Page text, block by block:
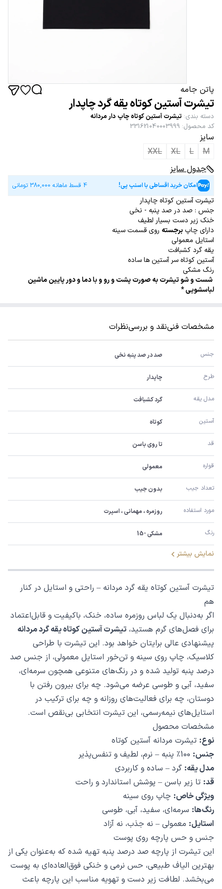
پاتن جامه
تیشرت آستین کوتاه یقه گرد چاپدار
دسته بندی: تیشرت آستین کوتاه چاپ دار مردانه
کد محصول:
331621040003999
سایز
M
L
XL
XXL
جدول سایز
امکان خرید اقساطی با اسنپ پی! 4 قسط ماهانه 380,000 تومانی
تیشرت آستین کوتاه چاپدار
جنس : صد در صد پنبه - نخی
خنک زیر دست بسیار لطیف
دارای چاپ برجسته روی قسمت سینه
استایل معمولی
یقه گرد کشبافت
آستین کوتاه سر آستین ها ساده
رنگ مشکی
شست و شو تیشرت به صورت پشت و رو و با دما و دور پایین ماشین
لباسشویی *
مشخصات فنینقد و بررسینظرات
جنس صد در صد پنبه نخی
طرح چاپدار
مدل یقه گرد کشبافت
آستین کوتاه
قد تا روی باسن
قواره معمولی
تعداد جیب بدون جیب
مورد استفاده روزمره ، مهمانی ، اسپرت
رنگ مشکی -15
نمایش بیشتر
تیشرت آستین کوتاه یقه گرد مردانه – راحتی و استایل در کنار
هم
اگر به‌دنبال یک لباس روزمره ساده، خنک، باکیفیت و قابل‌اعتماد
برای فصل‌های گرم هستید، تیشرت آستین کوتاه یقه گرد مردانه
پیشنهادی عالی برایتان خواهد بود. این تیشرت با طراحی
کلاسیک، چاپ روی سینه و تن‌خور استایل معمولی، از جنس صد
درصد پنبه تولید شده و در رنگ‌های متنوعی همچون سرمه‌ای،
سفید، آبی و طوسی عرضه می‌شود. چه برای بیرون رفتن با
دوستان، چه برای فعالیت‌های روزانه و چه برای ترکیب در
استایل‌های نیمه‌رسمی، این تیشرت انتخابی بی‌نقص است.
مشخصات محصول
نوع: تیشرت مردانه آستین کوتاه
جنس:
مدل یقه: گرد – ساده و کاربردی
قد: تا زیر باسن – پوشش استاندارد و راحت
ویژگی خاص: چاپ روی سینه
رنگ‌ها: سرمه‌ای، سفید، آبی، طوسی
استایل: معمولی – نه جذب، نه آزاد
جنس و حس پارچه روی پوست
این تیشرت از پارچه صد درصد پنبه تهیه شده که به‌عنوان یکی از
بهترین الیاف طبیعی، حس نرمی و خنکی فوق‌العاده‌ای به پوست
می‌بخشد. لطافت زیر دست و تهویه مناسب این پارچه باعث